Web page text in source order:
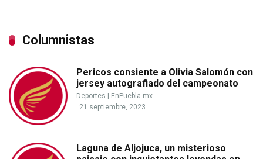
Columnistas
Pericos consiente a Olivia Salomón con
jersey autografiado del campeonato
Deportes
EnPuebla.mx
21 septiembre, 2023
Laguna de Aljojuca, un misterioso